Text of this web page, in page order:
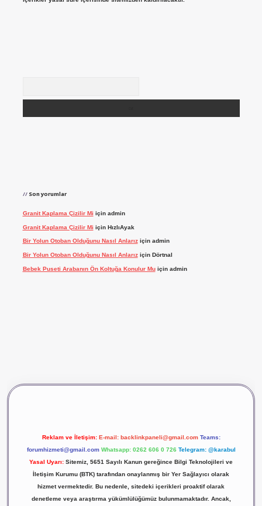
Son yorumlar
Granit Kaplama Çizilir Mi için admin
Granit Kaplama Çizilir Mi için HızlıAyak
Bir Yolun Otoban Olduğunu Nasıl Anlarıziçin admin
Bir Yolun Otoban Olduğunu Nasıl Anlarıziçin Dörtnal
Bebek Puseti Arabanın Ön Koltuğa Konulur Muiçin admin
Reklam ve İletişim: E-mail: backlinkpaneli@gmail.com Teams:
forumhizmeti@gmail.com Whatsapp: 0262 606 0 726 Telegram: @karabul
Yasal Uyarı: Sitemiz, 5651 Sayılı Kanun gereğince Bilgi Teknolojileri ve
İletişim Kurumu (BTK) tarafından onaylanmış bir Yer Sağlayıcı olarak
hizmet vermektedir. Bu nedenle, sitedeki içerikleri proaktif olarak
denetleme veya araştırma yükümlülüğümüz bulunmamaktadır. Ancak,